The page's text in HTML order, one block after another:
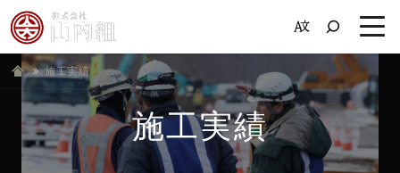
ホーム
施工実績
施工実績